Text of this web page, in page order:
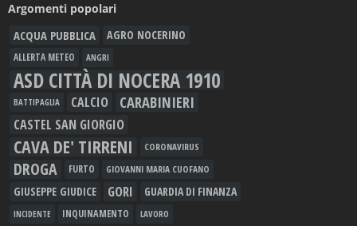
Argomenti popolari
ACQUA PUBBLICA AGRO NOCERINO
ALLERTA METEO ANGRI
ASD CITTÀ DI NOCERA 1910
BATTIPAGLIA CALCIO CARABINIERI
CASTEL SAN GIORGIO
CAVA DE' TIRRENI CORONAVIRUS
DROGA FURTO GIOVANNI MARIA CUOFANO
GIUSEPPE GIUDICE GORI GUARDIA DI FINANZA
INCIDENTE INQUINAMENTO LAVORO